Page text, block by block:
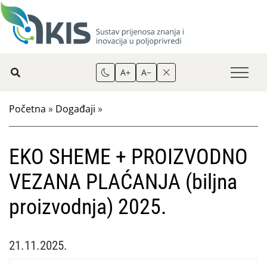
A+ A−
Početna » Događaji »
EKO SHEME + PROIZVODNO
VEZANA PLAĆANJA (biljna
proizvodnja) 2025.
21.11.2025.